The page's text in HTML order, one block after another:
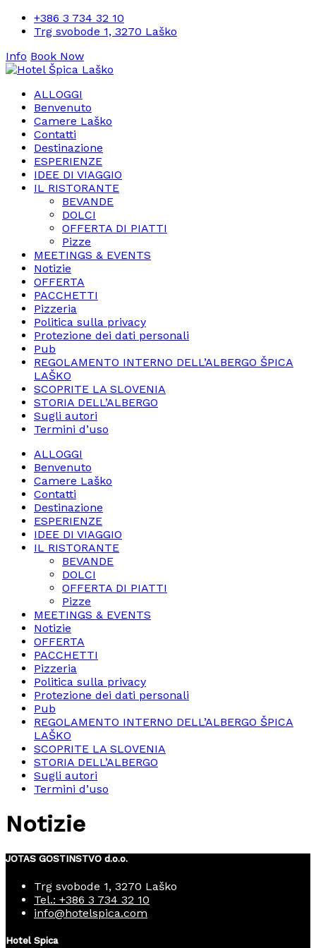
+386 3 734 32 10
Trg svobode 1, 3270 Laško
Info Book Now
ALLOGGI
Benvenuto
Camere Laško
Contatti
Destinazione
ESPERIENZE
IDEE DI VIAGGIO
IL RISTORANTE
BEVANDE
DOLCI
OFFERTA DI PIATTI
Pizze
MEETINGS & EVENTS
Notizie
OFFERTA
PACCHETTI
Pizzeria
Politica sulla privacy
Protezione dei dati personali
Pub
REGOLAMENTO INTERNO DELL’ALBERGO ŠPICA
LAŠKO
SCOPRITE LA SLOVENIA
STORIA DELL’ALBERGO
Sugli autori
Termini d’uso
ALLOGGI
Benvenuto
Camere Laško
Contatti
Destinazione
ESPERIENZE
IDEE DI VIAGGIO
IL RISTORANTE
BEVANDE
DOLCI
OFFERTA DI PIATTI
Pizze
MEETINGS & EVENTS
Notizie
OFFERTA
PACCHETTI
Pizzeria
Politica sulla privacy
Protezione dei dati personali
Pub
REGOLAMENTO INTERNO DELL’ALBERGO ŠPICA
LAŠKO
SCOPRITE LA SLOVENIA
STORIA DELL’ALBERGO
Sugli autori
Termini d’uso
Notizie
JOTAS GOSTINSTVO d.o.o.
Trg svobode 1, 3270 Laško
Tel.: +386 3 734 32 10
info@hotelspica.com
Hotel Spica